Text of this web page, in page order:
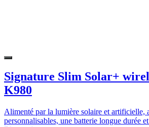
Signature Slim Solar+
K980
Alimenté par la lumière solaire et artificielle,
personnalisables, une batterie longue durée